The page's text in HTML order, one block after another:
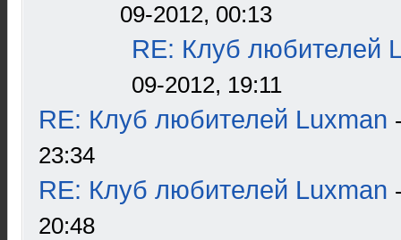
09-2012, 00:13
RE: Клуб любителей
09-2012, 19:11
RE: Клуб любителей Luxman
23:34
RE: Клуб любителей Luxman
20:48